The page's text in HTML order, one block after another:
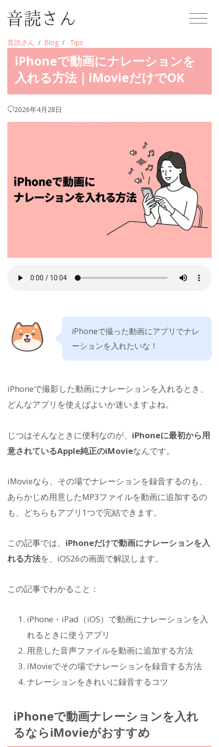
音読さん Blog Tips
iPhoneで動画にナレーションを
入れる方法｜iMovieだけでOK
2026年4月28日
iPhoneで撮った動画にアプリでナレ
ーションを入れたいな！
iPhoneで撮影した動画にナレーションを入れるとき、
どんなアプリを使えばよいか迷いますよね。
じつはそんなときに便利なのが、 iPhoneに最初から用
意されているApple純正のiMovieなんです。
iMovieなら、その場でナレーションを録音するのも、
あらかじめ用意したMP3ファイルを動画に追加するの
も、どちらもアプリ1つで完結できます。
この記事では、 iPhoneだけで動画にナレーションを入
れる方法を、iOS26の画面で解説します。
この記事でわかること：
iPhone・iPad（iOS）で動画にナレーションを入
れるときに使うアプリ
用意した音声ファイルを動画に追加する方法
iMovieでその場でナレーションを録音する方法
ナレーションをきれいに録音するコツ
iPhoneで動画ナレーションを入れ
るならiMovieがおすすめ